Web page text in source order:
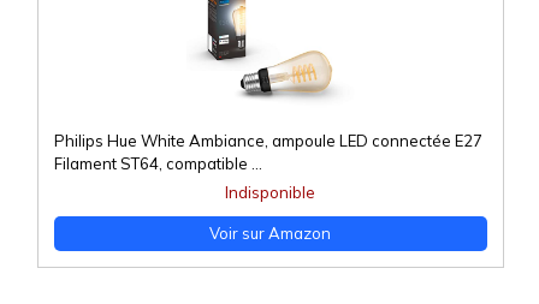
Philips Hue White Ambiance, ampoule LED connectée E27
Filament ST64, compatible ...
Indisponible
Voir sur Amazon